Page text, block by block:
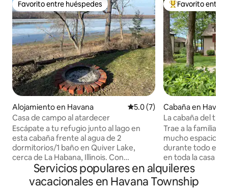
Favorito entre huéspedes
Favorito entre huéspedes
Alojamiento en Havana Calificación promedio: 5.0
5.0 (7)
Casa de campo al atardecer
Escápate a tu refugio junto al lago en
esta cabaña frente al agua de 2
dormitorios/1 baño en Quiver Lake,
cerca de La Habana, Illinois. Con
capacidad para hasta 6 huéspedes, la
casa principal ofrece dos acogedoras
habitaciones. Ubicado frente a un lago
Favorito entre
Favorito entre
Cabaña en
La cabaña del tío
Trae a la familia a
mucho espacio
durante todo el
en toda la casa
chimenea en
libre alrededor
chimenea. A pasos del
Servicios populares en alquileres
vacacionales en Havana Township